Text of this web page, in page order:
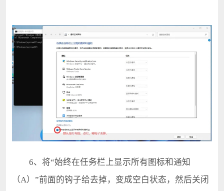
6、将“始终在任务栏上显示所有图标和通知
（A）”前面的钩子给去掉，变成空白状态，然后关闭